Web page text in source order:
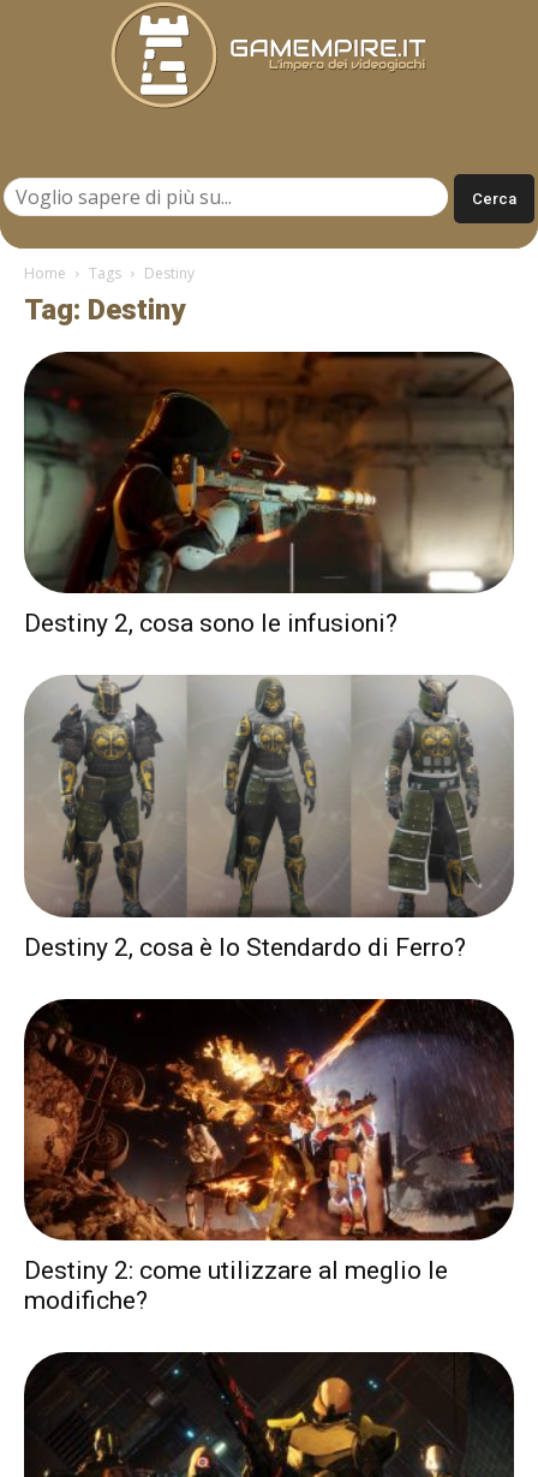
Home Tags Destiny
Tag: Destiny
Destiny 2, cosa sono le infusioni?
Destiny 2, cosa è lo Stendardo di Ferro?
Destiny 2: come utilizzare al meglio le
modifiche?